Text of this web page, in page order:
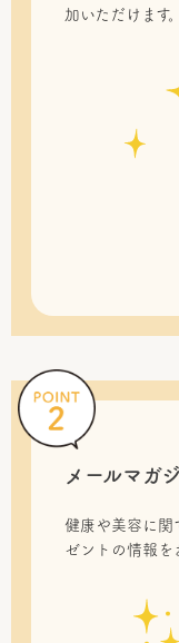
加いただけます。
メールマガ
健康や美容に関
ゼントの情報を